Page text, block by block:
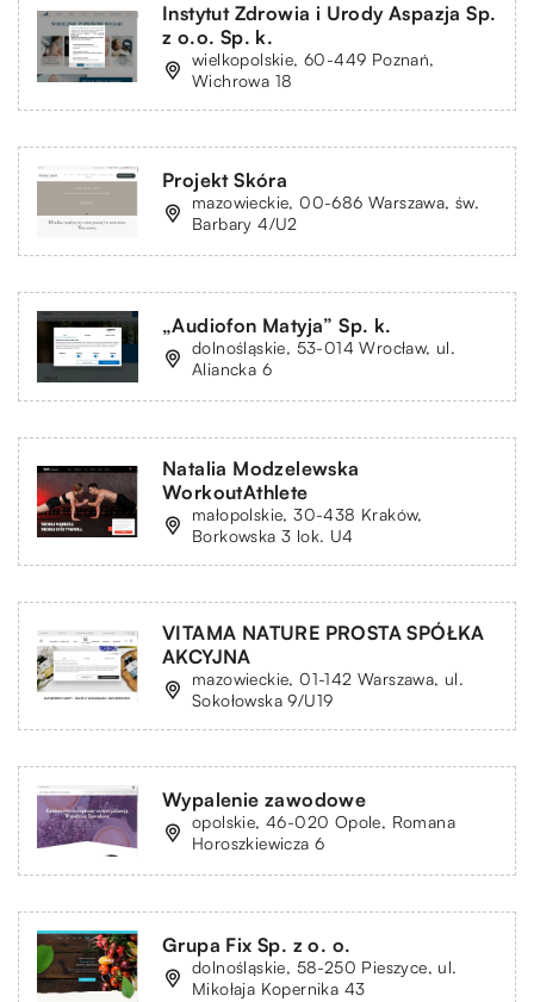
Instytut Zdrowia i Urody Aspazja Sp.
z o.o. Sp. k.
wielkopolskie, 60-449 Poznań,
Wichrowa 18
Projekt Skóra
mazowieckie, 00-686 Warszawa, św.
Barbary 4/U2
„Audiofon Matyja” Sp. k.
dolnośląskie, 53-014 Wrocław, ul.
Aliancka 6
Natalia Modzelewska
WorkoutAthlete
małopolskie, 30-438 Kraków,
Borkowska 3 lok. U4
VITAMA NATURE PROSTA SPÓŁKA
AKCYJNA
mazowieckie, 01-142 Warszawa, ul.
Sokołowska 9/U19
Wypalenie zawodowe
opolskie, 46-020 Opole, Romana
Horoszkiewicza 6
Grupa Fix Sp. z o. o.
dolnośląskie, 58-250 Pieszyce, ul.
Mikołaja Kopernika 43